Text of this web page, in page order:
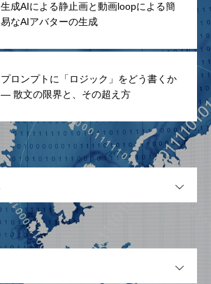
生成AIによる静止画と動画loopによる簡
易なAIアバターの生成
プロンプトに「ロジック」をどう書くか
— 散文の限界と、その超え方